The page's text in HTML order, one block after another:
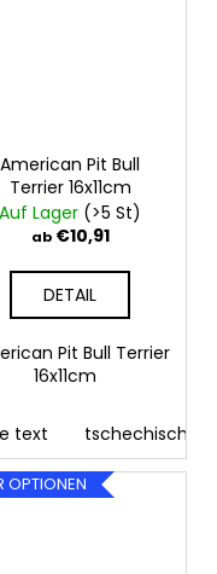
Silber 091 Gold
American Pit Bull
Terrier 16x11cm
Auf Lager (>5 St)
ab€10,91
DETAIL
Pit Bull Terrier
16x11cm
text tschechisch
OPTIONEN